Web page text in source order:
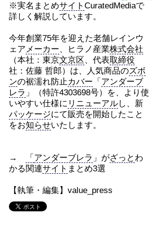
※実名まとめサイト CuratedMediaで
詳しく解説しています。
今年創業75年を迎えた老舗レインウ
ェアメーカー、ヒラノ産業株式会社
（本社：東京文京区、代表取締役
社：佐藤 哲郎）は、人気商品のズボ
ンの裾濡れ防止カバー 「 アンダーブ
レラ 」（特許4303698号）を、より使
いやすい仕様に リニューアルし、新
パッケージにて販売を開始したこと
をお知らせいたします。
→ 「 アンダーブレラ 」がざっとわ
かる関連サイト まとめ3選
【執筆・編集】value_press